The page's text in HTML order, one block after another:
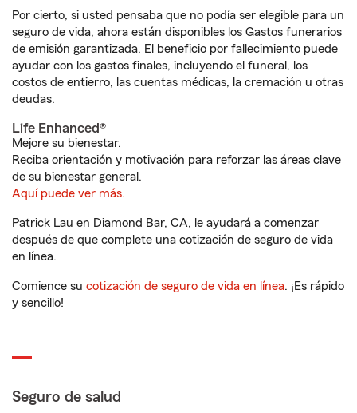
Por cierto, si usted pensaba que no podía ser elegible para un
seguro de vida, ahora están disponibles los Gastos funerarios
de emisión garantizada. El beneficio por fallecimiento puede
ayudar con los gastos finales, incluyendo el funeral, los
costos de entierro, las cuentas médicas, la cremación u otras
deudas.
Life Enhanced®
Mejore su bienestar.
Reciba orientación y motivación para reforzar las áreas clave
de su bienestar general.
Aquí puede ver más.
Patrick Lau en Diamond Bar, CA, le ayudará a comenzar
después de que complete una cotización de seguro de vida
en línea.
Comience su cotización de seguro de vida en línea. ¡Es rápido
y sencillo!
Seguro de salud